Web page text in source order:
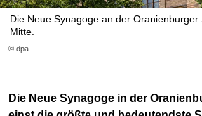
© dpa
Die Neue Synagoge an der
Mitte.
Die Neue Synagoge in der